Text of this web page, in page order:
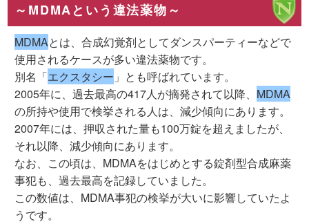
～MDMAという違法薬物～
MDMAとは、合成幻覚剤としてダンスパーティーなどで
使用されるケースが多い違法薬物です。
別名「エクスタシー 」とも呼ばれています。
2005年に、過去最高の417人が摘発されて以降、 MDMA
の所持や使用で検挙される人は、減少傾向にあります。
2007年には、押収された量も100万錠を超えましたが、
それ以降、減少傾向にあります。
なお、この頃は、MDMAをはじめとする錠剤型合成麻薬
事犯も、過去最高を記録していました。
この数値は、MDMA事犯の検挙が大いに影響していたよ
うです。